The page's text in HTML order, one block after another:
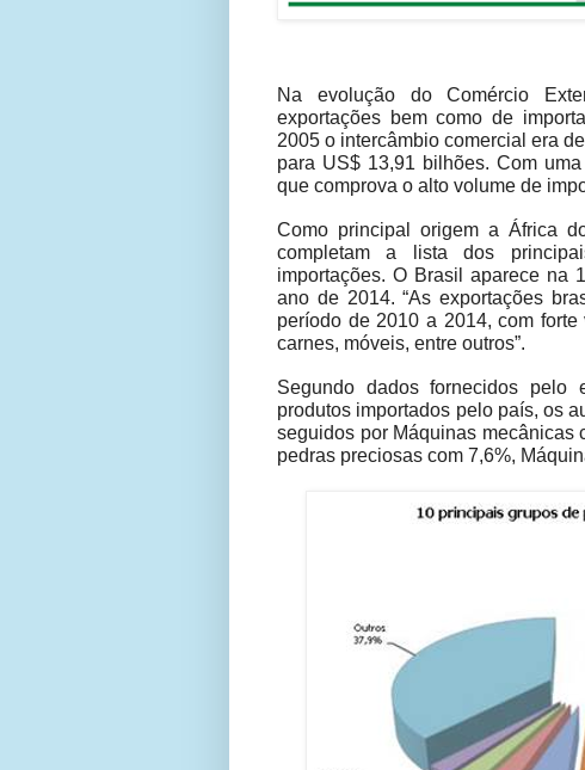
Na evolução do Comércio
exportações bem como de
2005 o intercâmbio comercial era
para US$ 13,91 bilhões. Com
que comprova o alto volume de
Como principal origem a África
completam a lista dos
importações. O Brasil aparece na
ano de 2014. “As exportações
período de 2010 a 2014, com
carnes, móveis, entre outros”.
Segundo dados fornecidos pelo
produtos importados pelo país, os
seguidos por Máquinas mecânicas
pedras preciosas com 7,6%,